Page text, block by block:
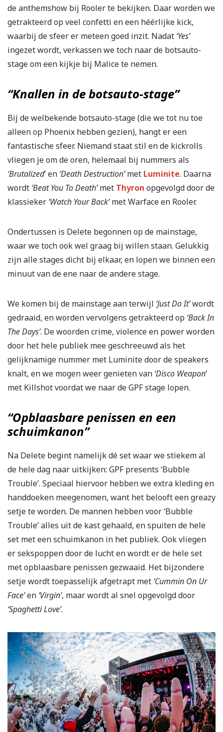
de anthemshow bij Rooler te bekijken. Daar worden we
getrakteerd op veel confetti en een héérlijke kick,
waarbij de sfeer er meteen goed inzit. Nadat ‘Yes’
ingezet wordt, verkassen we toch naar de botsauto-
stage om een kijkje bij Malice te nemen.
“Knallen in de botsauto-stage”
Bij de welbekende botsauto-stage (die we tot nu toe
alleen op Phoenix hebben gezien), hangt er een
fantastische sfeer. Niemand staat stil en de kickrolls
vliegen je om de oren, helemaal bij nummers als
‘Brutalized’ en ‘Death Destruction’met Luminite. Daarna
wordt ‘Beat You To Death’met Thyron opgevolgd door de
klassieker ‘Watch Your Back’met Warface en Rooler.
Ondertussen is Delete begonnen op de mainstage,
waar we toch ook wel graag bij willen staan. Gelukkig
zijn alle stages dicht bij elkaar, en lopen we binnen een
minuut van de ene naar de andere stage.
We komen bij de mainstage aan terwijl ‘Just Do It’wordt
gedraaid, en worden vervolgens getrakteerd op ‘Back In
The Days’. De woorden crime, violence en power worden
door het hele publiek mee geschreeuwd als het
gelijknamige nummer met Luminite door de speakers
knalt, en we mogen weer genieten van ‘Disco Weapon’
met Killshot voordat we naar de GPF stage lopen.
“Opblaasbare penissen en een
schuimkanon”
Na Delete begint namelijk dé set waar we stiekem al
de hele dag naar uitkijken: GPF presents ‘Bubble
Trouble’. Speciaal hiervoor hebben we extra kleding en
handdoeken meegenomen, want het belooft een greazy
setje te worden. De mannen hebben voor ‘Bubble
Trouble’ alles uit de kast gehaald, en spuiten de hele
set met een schuimkanon in het publiek. Ook vliegen
er sekspoppen door de lucht en wordt er de hele set
met opblaasbare penissen gezwaaid. Het bijzondere
setje wordt toepasselijk afgetrapt met ‘Cummin On Ur
Face’en ‘Virgin’, maar wordt al snel opgevolgd door
‘Spaghetti Love’.